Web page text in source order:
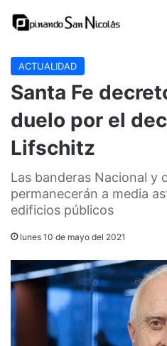
ACTUALIDAD
Santa Fe
duelo por el
Lifschitz
Las banderas Nacional y
permanecerán a media
edificios públicos
lunes 10 de mayo del 2021